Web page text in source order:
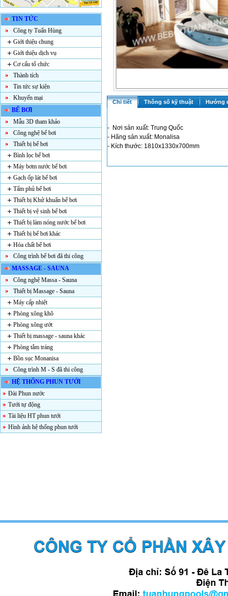
TIN TỨC
Công ty Tuấn Hùng
Giới thiệu chung
Giới thiệu dịch vụ
Cơ cấu tổ chức
Thành tích
Tin tức sự kiện
Khuyến mại
BỂ BƠI
Mẫu 3D tham khảo
Công nghệ bể bơi
Thiết bị bể bơi
Bình lọc bể bơi
Máy bơm nước bể bơi
Gạch ốp lát bể bơi
Tấm phủ bể bơi
Thiết bị Khử khuẩn bể bơi
Thiết bị vệ sinh bể bơi
Thiết bị làm nóng nước bể bơi
Thiết bị bể bơi khác
Hóa chất bể bơi
Công trình bể bơi đã thi công
MASSAGE - SAUNA
Công nghệ Massa - Sauna
Thiết bị Massage - Sauna
Máy cấp nhiệt
Phòng xông khô
Phòng xông ướt
Thiết bị massage - sauna khác
Phòng tắm tráng
Bồn sục Monanisa
Công trình M - S đã thi công
HỆ THỐNG PHUN TƯỚI
Đài Phun nước
Tưới tự động
Tài liệu HT phun tưới
Hình ảnh hệ thống phun tưới
Chi tiết Thông số kỹ thuật Hướng
- Nơi sản xuất: Trung Quốc
- Hãng sản xuất: Monalisa
- Kích thước: 1810x1330x700mm